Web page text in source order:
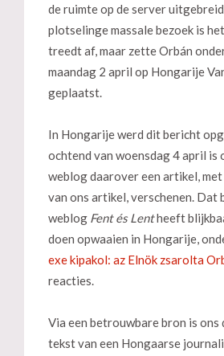
de ruimte op de server
plotselinge massale bezoek is
treedt af, maar zette Orbán
maandag 2 april op Hongarije
geplaatst.
In Hongarije werd dit bericht
ochtend van woensdag 4 april is
weblog daarover een artikel,
van ons artikel, verschenen. Dat
weblog Fent és Lentheeft
doen opwaaien in Hongarije,
exe kipakol: az Elnök zsarolta
reacties.
Via een betrouwbare bron is ons
tekst van een Hongaarse